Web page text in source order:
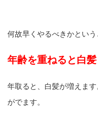
何故早くやるべきかという
年齢を重ねると白
年取ると、白髪が増えま
がでます。